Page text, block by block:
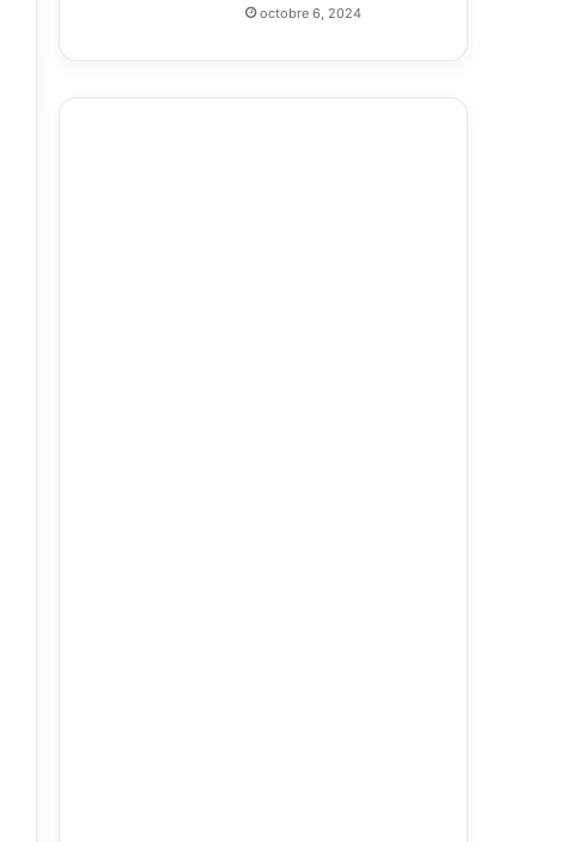
octobre 6, 2024